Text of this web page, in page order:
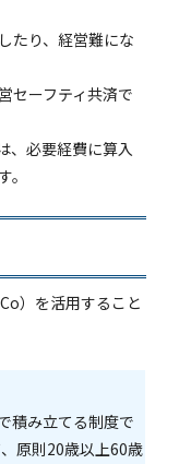
たり、経営難にな
セーフティ共済で
、必要経費に算入
）を活用すること
積み立てる制度で
原則20歳以上60歳